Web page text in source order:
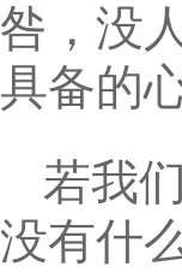
咎，没
具备的
若我
没有什